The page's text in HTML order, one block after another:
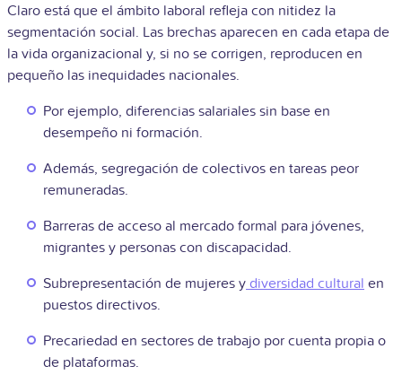
Claro está que el ámbito laboral refleja con nitidez la
segmentación social. Las brechas aparecen en cada etapa de
la vida organizacional y, si no se corrigen, reproducen en
pequeño las inequidades nacionales.
Por ejemplo, diferencias salariales sin base en
desempeño ni formación.
Además, segregación de colectivos en tareas peor
remuneradas.
Barreras de acceso al mercado formal para jóvenes,
migrantes y personas con discapacidad.
Subrepresentación de mujeres y diversidad cultural en
puestos directivos.
Precariedad en sectores de trabajo por cuenta propia o
de plataformas.